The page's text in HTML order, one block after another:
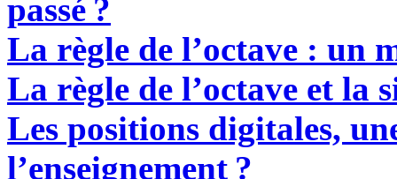
passé ?
La règle de l’octave : un
La règle de l’octave et
Les positions digitales,
l’enseignement ?